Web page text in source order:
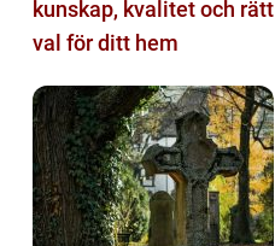
kunskap, kvalitet och rätt
val för ditt hem